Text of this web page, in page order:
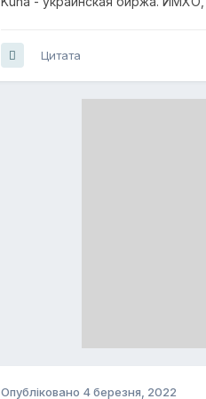
Цитата
Опубліковано 4 березня, 2022